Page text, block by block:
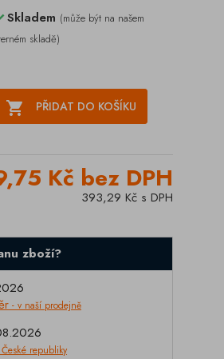
Skladem (může být na našem
skladě)
 PŘIDAT DO KOŠÍKU
Kč bez DPH
393,29 Kč s DPH
zboží?
- v naší prodejně
republiky